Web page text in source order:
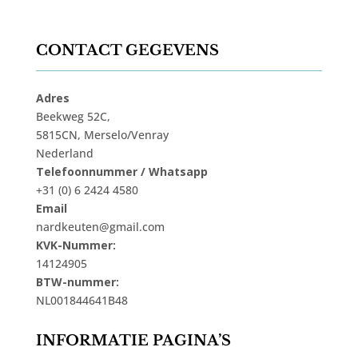
CONTACT GEGEVENS
Adres
Beekweg 52C,
5815CN, Merselo/Venray
Nederland
Telefoonnummer / Whatsapp
+31 (0) 6 2424 4580
Email
nardkeuten@gmail.com
KVK-Nummer:
14124905
BTW-nummer:
NL001844641B48
INFORMATIE PAGINA’S